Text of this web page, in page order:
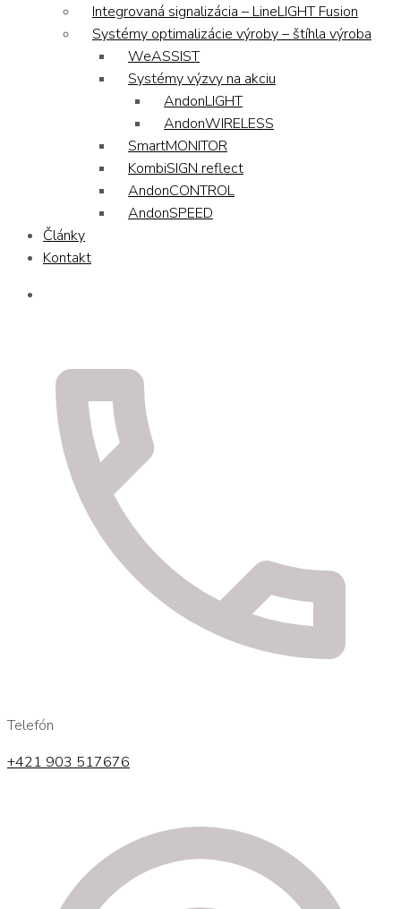
Integrovaná signalizácia – LineLIGHT Fusion
Systémy optimalizácie výroby – štíhla výroba
WeASSIST
Systémy výzvy na akciu
AndonLIGHT
AndonWIRELESS
SmartMONITOR
KombiSIGN reflect
AndonCONTROL
AndonSPEED
Články
Kontakt
Telefón
+421 903 517676